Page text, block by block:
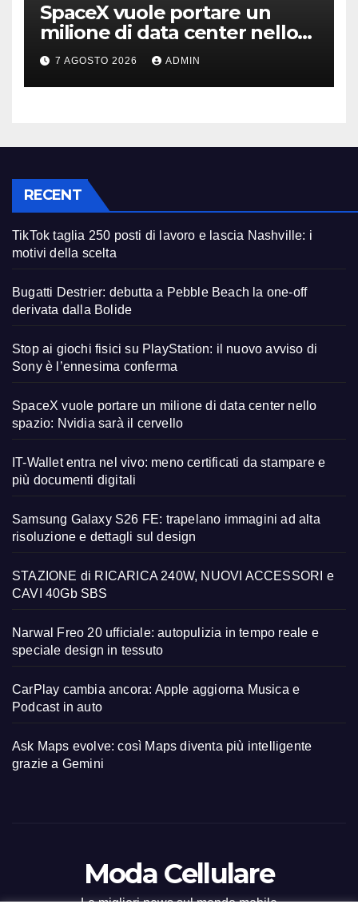
SpaceX vuole portare un
milione di data center nello
spazio: Nvidia sarà il cervello
7 AGOSTO 2026 ADMIN
RECENT
TikTok taglia 250 posti di lavoro e lascia Nashville: i
motivi della scelta
Bugatti Destrier: debutta a Pebble Beach la one-off
derivata dalla Bolide
Stop ai giochi fisici su PlayStation: il nuovo avviso di
Sony è l’ennesima conferma
SpaceX vuole portare un milione di data center nello
spazio: Nvidia sarà il cervello
IT-Wallet entra nel vivo: meno certificati da stampare e
più documenti digitali
Samsung Galaxy S26 FE: trapelano immagini ad alta
risoluzione e dettagli sul design
STAZIONE di RICARICA 240W, NUOVI ACCESSORI e
CAVI 40Gb SBS
Narwal Freo 20 ufficiale: autopulizia in tempo reale e
speciale design in tessuto
CarPlay cambia ancora: Apple aggiorna Musica e
Podcast in auto
Ask Maps evolve: così Maps diventa più intelligente
grazie a Gemini
Moda Cellulare
Le migliori news sul mondo mobile